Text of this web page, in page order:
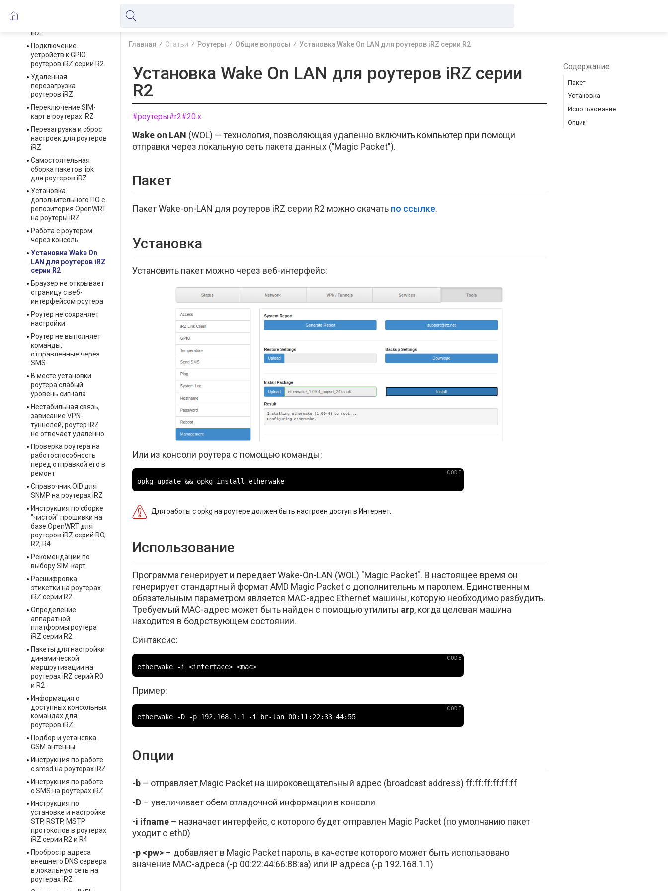
iRZ
Подключение
устройств к GPIO
роутеров iRZ серии R2
Удаленная
перезагрузка
роутеров iRZ
Переключение SIM-
карт в роутерах iRZ
Перезагрузка и сброс
настроек для роутеров
iRZ
Самостоятельная
сборка пакетов .ipk
для роутеров iRZ
Установка
дополнительного ПО с
репозитория OpenWRT
на роутеры iRZ
Работа с роутером
через консоль
Установка Wake On
LAN для роутеров iRZ
серии R2
Браузер не открывает
страницу с веб-
интерфейсом роутера
Роутер не сохраняет
настройки
Роутер не выполняет
команды,
отправленные через
SMS
В месте установки
роутера слабый
уровень сигнала
Нестабильная связь,
зависание VPN-
туннелей, роутер iRZ
не отвечает удалённо
Проверка роутера на
работоспособность
перед отправкой его в
ремонт
Справочник OID для
SNMP на роутерах iRZ
Инструкция по сборке
"чистой" прошивки на
базе OpenWRT для
роутеров iRZ серий RO,
R2, R4
Рекомендации по
выбору SIM-карт
Расшифровка
этикетки на роутерах
iRZ серии R2
Определение
аппаратной
платформы роутера
iRZ серии R2
Пакеты для настройки
динамической
маршрутизации на
роутерах iRZ серий R0
и R2
Информация о
доступных консольных
командах для
роутеров iRZ
Подбор и установка
GSM антенны
Инструкция по работе
с smsd на роутерах iRZ
Инструкция по работе
с SMS на роутерах iRZ
Инструкция по
установке и настройке
STP, RSTP, MSTP
протоколов в роутерах
iRZ серии R2 и R4
Проброс ip адреса
внешнего DNS сервера
в локальную сеть на
роутерах iRZ
Главная Статьи Роутеры Общие вопросы Установка Wake On LAN для роутеров iRZ серии R2
Установка Wake On LAN для роутеров iRZ серии
R2
#роутеры#r2#20.x
Wake on LAN (WOL) — технология, позволяющая удалённо включить компьютер при помощи
отправки через локальную сеть пакета данных ("Magic Packet").
Пакет
Пакет Wake-on-LAN для роутеров iRZ серии R2 можно скачать по ссылке.
Установка
Установить пакет можно через веб-интерфейс:
Или из консоли роутера с помощью команды:
opkg update && opkg install etherwake
Для работы с opkg на роутере должен быть настроен доступ в Интернет.
Использование
Программа генерирует и передает Wake-On-LAN (WOL) "Magic Packet". В настоящее время он
генерирует стандартный формат AMD Magic Packet с дополнительным паролем. Единственным
обязательным параметром является MAC-адрес Ethernet машины, которую необходимо разбудить.
Требуемый MAC-адрес может быть найден с помощью утилиты arp, когда целевая машина
находится в бодрствующем состоянии.
Синтаксис:
etherwake -i <interface> <mac>
Пример:
etherwake -D -p 192.168.1.1 -i br-lan 00:11:22:33:44:55
Опции
-b– отправляет Magic Packet на широковещательный адрес (broadcast address) ff:ff:ff:ff:ff:ff
-D– увеличивает обем отладочной информации в консоли
-i ifname– назначает интерфейс, с которого будет отправлен Magic Packet (по умолчанию пакет
уходит с eth0)
-p <pw>– добавляет в Magic Packet пароль, в качестве которого может быть использовано
значение MAC-адреса (-p 00:22:44:66:88:aa) или IP адреса (-p 192.168.1.1)
Содержание
Пакет
Установка
Использование
Опции